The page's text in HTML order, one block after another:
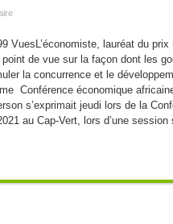
VuesL’économiste, lauréat du
point de vue sur la façon dont les
la concurrence et le
Conférence économique
s’exprimait jeudi lors de la
au Cap-Vert, lors d’une session